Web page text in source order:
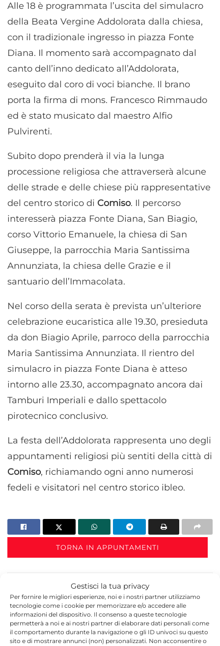
Gestisci la tua privacy
Per fornire le migliori esperienze, noi e i nostri partner utilizziamo
tecnologie come i cookie per memorizzare e/o accedere alle
informazioni del dispositivo. Il consenso a queste tecnologie
permetterà a noi e ai nostri partner di elaborare dati personali come
il comportamento durante la navigazione o gli ID univoci su questo
sito e di mostrare annunci (non) personalizzati. Non acconsentire o
Alle 18 è programmata l’uscita del simulacro
della Beata Vergine Addolorata dalla chiesa,
con il tradizionale ingresso in piazza Fonte
Diana. Il momento sarà accompagnato dal
canto dell’inno dedicato all’Addolorata,
eseguito dal coro di voci bianche. Il brano
porta la firma di mons. Francesco Rimmaudo
ed è stato musicato dal maestro Alfio
Pulvirenti.
Subito dopo prenderà il via la lunga
processione religiosa che attraverserà alcune
delle strade e delle chiese più rappresentative
del centro storico di Comiso. Il percorso
interesserà piazza Fonte Diana, San Biagio,
corso Vittorio Emanuele, la chiesa di San
Giuseppe, la parrocchia Maria Santissima
Annunziata, la chiesa delle Grazie e il
santuario dell’Immacolata.
Nel corso della serata è prevista un’ulteriore
celebrazione eucaristica alle 19.30, presieduta
da don Biagio Aprile, parroco della parrocchia
Maria Santissima Annunziata. Il rientro del
simulacro in piazza Fonte Diana è atteso
intorno alle 23.30, accompagnato ancora dai
Tamburi Imperiali e dallo spettacolo
pirotecnico conclusivo.
La festa dell’Addolorata rappresenta uno degli
appuntamenti religiosi più sentiti della città di
Comiso, richiamando ogni anno numerosi
fedeli e visitatori nel centro storico ibleo.
TORNA IN APPUNTAMENTI
Redazione